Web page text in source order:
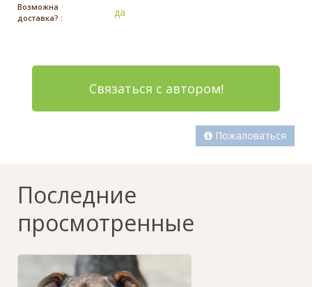
Возможна
доставка? :
да
Связаться с автором!
Пожаловаться
Последние
просмотренные